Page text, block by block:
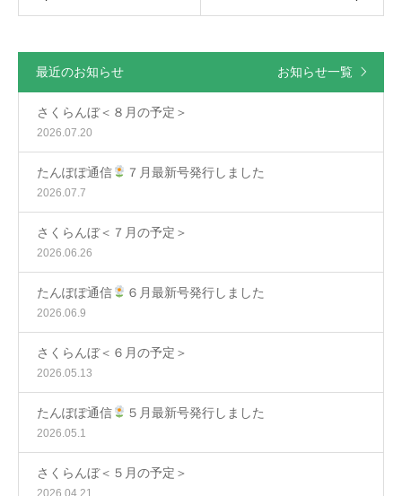
最近のお知らせ お知らせ一覧
さくらんぼ＜８月の予定＞
2026.07.20
たんぽぽ通信 ７月最新号発行しました
2026.07.7
さくらんぼ＜７月の予定＞
2026.06.26
たんぽぽ通信 ６月最新号発行しました
2026.06.9
さくらんぼ＜６月の予定＞
2026.05.13
たんぽぽ通信 ５月最新号発行しました
2026.05.1
さくらんぼ＜５月の予定＞
2026.04.21
求人情報